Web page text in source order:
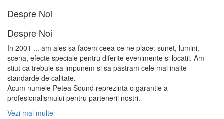
Despre Noi
Despre Noi
In 2001 ... am ales sa facem ceea ce ne place: sunet, lumini,
scena, efecte speciale pentru diferite evenimente si locatii. Am
stiut ca trebuie sa impunem si sa pastram cele mai inalte
standarde de calitate.
Acum numele Petea Sound reprezinta o garantie a
profesionalismului pentru partenerii nostri.
Vezi mai multe